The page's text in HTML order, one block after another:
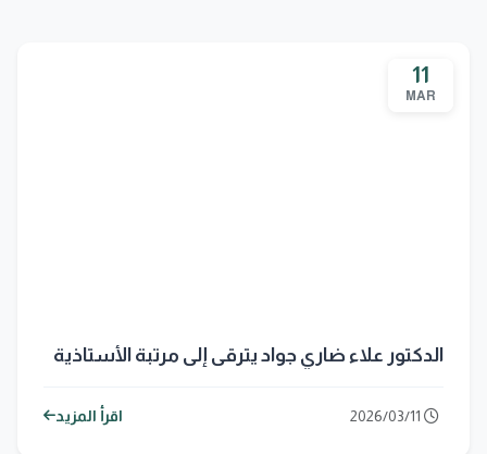
11
MAR
الدكتور علاء ضاري جواد يترقى إلى مرتبة الأستاذية
اقرأ المزيد